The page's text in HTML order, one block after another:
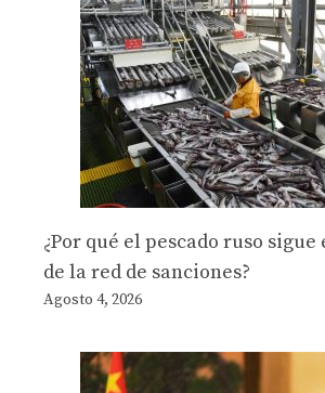
¿Por qué el pescado ruso sigue
de la red de sanciones?
Agosto 4, 2026